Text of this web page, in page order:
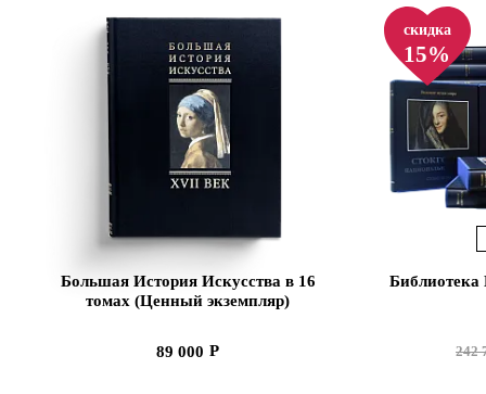
Большая История Искусства в 16
томах (Ценный экземпляр)
89 000
скидка
15%
Библиотека
242